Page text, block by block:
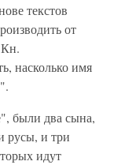
текстов
от
насколько имя
были два сына,
русы, и три
идут